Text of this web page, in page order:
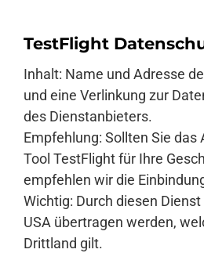
TestFlight
Inhalt: Name und Adresse
und eine Verlinkung zur
des Dienstanbieters.
Empfehlung: Sollten Sie das
Tool TestFlight für Ihre
empfehlen wir die
Wichtig: Durch diesen
USA übertragen werden,
Drittland gilt.